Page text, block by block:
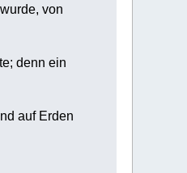
von
denn ein
auf Erden